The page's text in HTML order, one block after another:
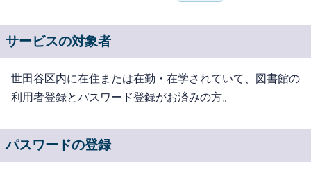
サービスの対象者
世田谷区内に在住または在勤・在学されていて、図書館の
利用者登録とパスワード登録がお済みの方。
パスワードの登録